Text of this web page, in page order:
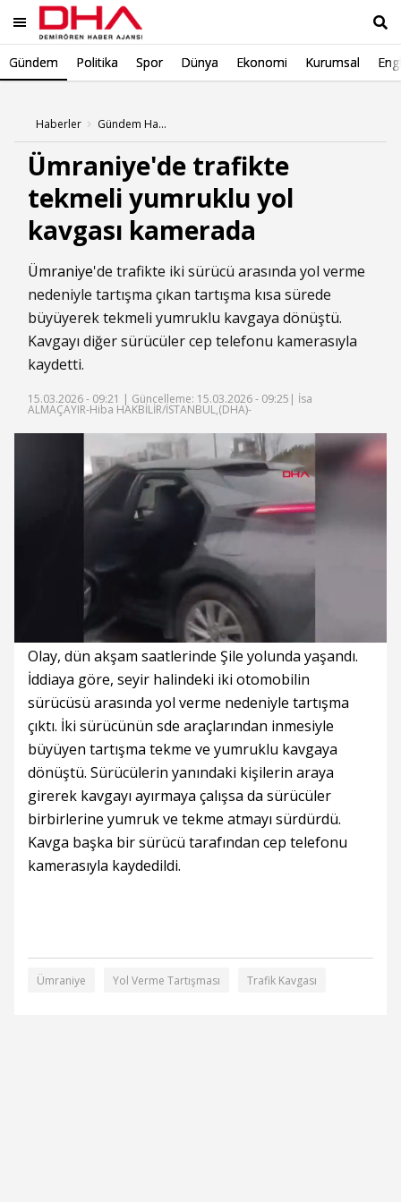
Gündem Politika Spor Dünya Ekonomi Kurumsal
Haberler Gündem Haberleri
Ümraniye'de trafikte
tekmeli yumruklu yol
kavgası kamerada
Ümraniye'de trafikte iki sürücü arasında yol verme
nedeniyle tartışma çıkan tartışma kısa sürede
büyüyerek tekmeli yumruklu kavgaya dönüştü.
Kavgayı diğer sürücüler cep telefonu kamerasıyla
kaydetti.
15.03.2026 - 09:21 | Güncelleme: 15.03.2026 - 09:25 | İsa
ALMAÇAYIR-Hiba HAKBİLİR/İSTANBUL,(DHA)-
Süre
Yüklendi
0%
Yükleniyor
0%
Olay, dün akşam saatlerinde Şile yolunda yaşandı.
İddiaya göre, seyir halindeki iki otomobilin
sürücüsü arasında yol verme nedeniyle tartışma
çıktı. İki sürücünün sde araçlarından inmesiyle
büyüyen tartışma tekme ve yumruklu kavgaya
dönüştü. Sürücülerin yanındaki kişilerin araya
girerek kavgayı ayırmaya çalışsa da sürücüler
birbirlerine yumruk ve tekme atmayı sürdürdü.
Kavga başka bir sürücü tarafından cep telefonu
kamerasıyla kaydedildi.
Ümraniye Yol Verme Tartışması Trafik Kavgası